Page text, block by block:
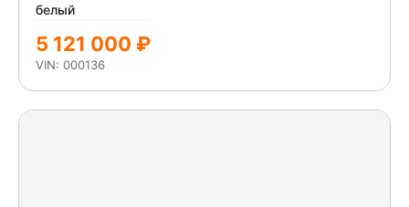
белый
5 121 000 ₽
VIN: 000136